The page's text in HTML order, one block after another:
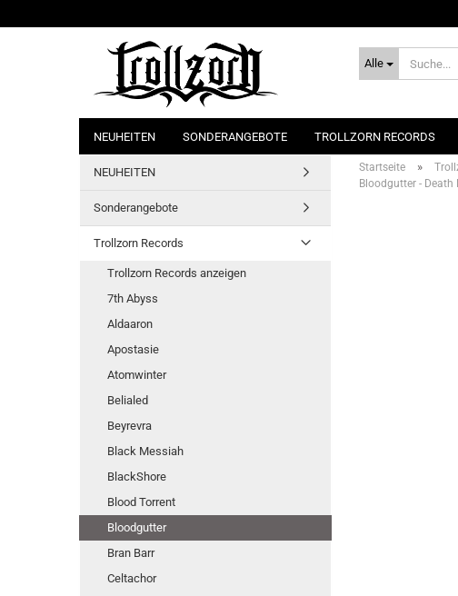
Alle
NEUHEITEN SONDERANGEBOTE TROLLZORN RECORDS
Startseite »
Bloodgutter -
NEUHEITEN
Sonderangebote
Trollzorn Records
Trollzorn Records anzeigen
7th Abyss
Aldaaron
Apostasie
Atomwinter
Belialed
Beyrevra
Black Messiah
BlackShore
Blood Torrent
Bloodgutter
Bran Barr
Celtachor